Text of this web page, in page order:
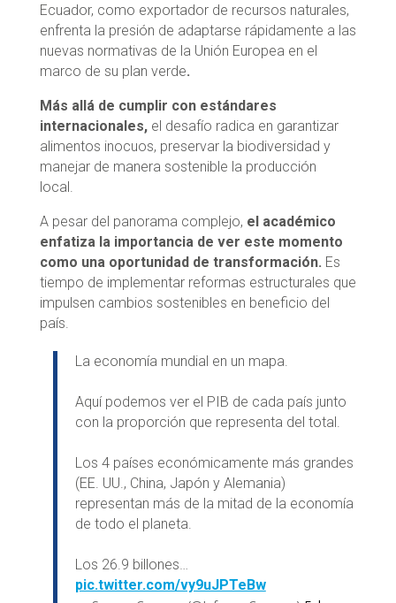
Ecuador, como exportador de recursos naturales,
enfrenta la presión de adaptarse rápidamente a las
nuevas normativas de la Unión Europea en el
marco de su plan verde.
Más allá de cumplir con estándares
internacionales, el desafío radica en garantizar
alimentos inocuos, preservar la biodiversidad y
manejar de manera sostenible la producción
local.
A pesar del panorama complejo, el académico
enfatiza la importancia de ver este momento
como una oportunidad de transformación. Es
tiempo de implementar reformas estructurales que
impulsen cambios sostenibles en beneficio del
país.
La economía mundial en un mapa.
Aquí podemos ver el PIB de cada país junto
con la proporción que representa del total.
Los 4 países económicamente más grandes
(EE. UU., China, Japón y Alemania)
representan más de la mitad de la economía
de todo el planeta.
Los 26.9 billones…
pic.twitter.com/vy9uJPTeBw